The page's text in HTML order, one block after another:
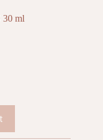
30 ml